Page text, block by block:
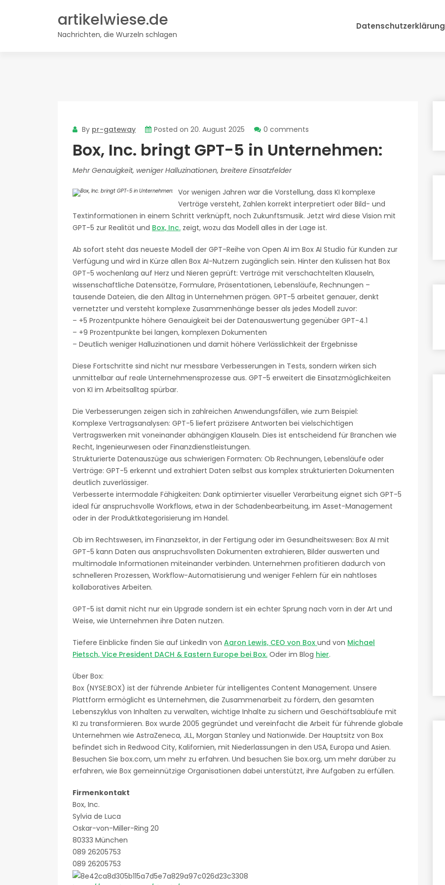
artikelwiese.de
Nachrichten, die Wurzeln schlagen
Datenschutzerklärung
By pr-gateway Posted on 20. August 2025 0 comments
Box, Inc. bringt GPT-5 in Unternehmen:
Mehr Genauigkeit, weniger Halluzinationen, breitere Einsatzfelder
Vor wenigen Jahren war die Vorstellung, dass KI komplexe
Verträge versteht, Zahlen korrekt interpretiert oder Bild- und
Textinformationen in einem Schritt verknüpft, noch Zukunftsmusik. Jetzt wird diese Vision mit
GPT-5 zur Realität und Box, Inc. zeigt, wozu das Modell alles in der Lage ist.
Ab sofort steht das neueste Modell der GPT-Reihe von Open AI im Box AI Studio für Kunden zur
Verfügung und wird in Kürze allen Box AI-Nutzern zugänglich sein. Hinter den Kulissen hat Box
GPT-5 wochenlang auf Herz und Nieren geprüft: Verträge mit verschachtelten Klauseln,
wissenschaftliche Datensätze, Formulare, Präsentationen, Lebensläufe, Rechnungen –
tausende Dateien, die den Alltag in Unternehmen prägen. GPT-5 arbeitet genauer, denkt
vernetzter und versteht komplexe Zusammenhänge besser als jedes Modell zuvor:
– +5 Prozentpunkte höhere Genauigkeit bei der Datenauswertung gegenüber GPT-4.1
– +9 Prozentpunkte bei langen, komplexen Dokumenten
– Deutlich weniger Halluzinationen und damit höhere Verlässlichkeit der Ergebnisse
Diese Fortschritte sind nicht nur messbare Verbesserungen in Tests, sondern wirken sich
unmittelbar auf reale Unternehmensprozesse aus. GPT-5 erweitert die Einsatzmöglichkeiten
von KI im Arbeitsalltag spürbar.
Die Verbesserungen zeigen sich in zahlreichen Anwendungsfällen, wie zum Beispiel:
Komplexe Vertragsanalysen: GPT-5 liefert präzisere Antworten bei vielschichtigen
Vertragswerken mit voneinander abhängigen Klauseln. Dies ist entscheidend für Branchen wie
Recht, Ingenieurwesen oder Finanzdienstleistungen.
Strukturierte Datenauszüge aus schwierigen Formaten: Ob Rechnungen, Lebensläufe oder
Verträge: GPT-5 erkennt und extrahiert Daten selbst aus komplex strukturierten Dokumenten
deutlich zuverlässiger.
Verbesserte intermodale Fähigkeiten: Dank optimierter visueller Verarbeitung eignet sich GPT-5
ideal für anspruchsvolle Workflows, etwa in der Schadenbearbeitung, im Asset-Management
oder in der Produktkategorisierung im Handel.
Ob im Rechtswesen, im Finanzsektor, in der Fertigung oder im Gesundheitswesen: Box AI mit
GPT-5 kann Daten aus anspruchsvollsten Dokumenten extrahieren, Bilder auswerten und
multimodale Informationen miteinander verbinden. Unternehmen profitieren dadurch von
schnelleren Prozessen, Workflow-Automatisierung und weniger Fehlern für ein nahtloses
kollaboratives Arbeiten.
GPT-5 ist damit nicht nur ein Upgrade sondern ist ein echter Sprung nach vorn in der Art und
Weise, wie Unternehmen ihre Daten nutzen.
Tiefere Einblicke finden Sie auf LinkedIn von Aaron Lewis, CEO von Box und von Michael
Pietsch, Vice President DACH & Eastern Europe bei Box. Oder im Blog hier.
Über Box:
Box (NYSE:BOX) ist der führende Anbieter für intelligentes Content Management. Unsere
Plattform ermöglicht es Unternehmen, die Zusammenarbeit zu fördern, den gesamten
Lebenszyklus von Inhalten zu verwalten, wichtige Inhalte zu sichern und Geschäftsabläufe mit
KI zu transformieren. Box wurde 2005 gegründet und vereinfacht die Arbeit für führende globale
Unternehmen wie AstraZeneca, JLL, Morgan Stanley und Nationwide. Der Hauptsitz von Box
befindet sich in Redwood City, Kalifornien, mit Niederlassungen in den USA, Europa und Asien.
Besuchen Sie box.com, um mehr zu erfahren. Und besuchen Sie box.org, um mehr darüber zu
erfahren, wie Box gemeinnützige Organisationen dabei unterstützt, ihre Aufgaben zu erfüllen.
Firmenkontakt
Box, Inc.
Sylvia de Luca
Oskar-von-Miller-Ring 20
80333 München
089 26205753
089 26205753